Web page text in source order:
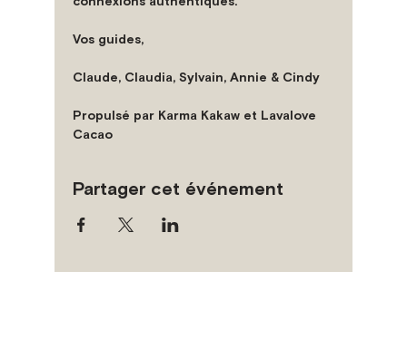
Vos guides,
Claude, Claudia, Sylvain, Annie & Cindy
Propulsé par Karma Kakaw et Lavalove
Cacao
Partager cet événement